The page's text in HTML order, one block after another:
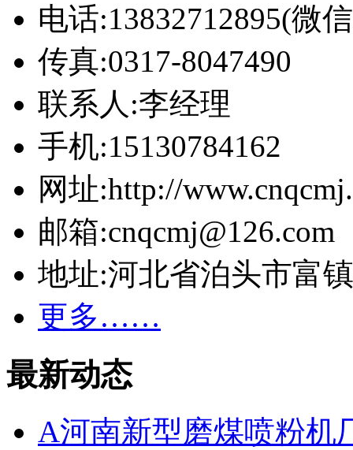
电话:13832712895(微
传真:0317-8047490
联系人:李经理
手机:15130784162
网址:http://
邮箱:cnqcmj@126.com
地址:河北省泊头市富
更多……
最新动态
A河南新型磨煤喷粉机